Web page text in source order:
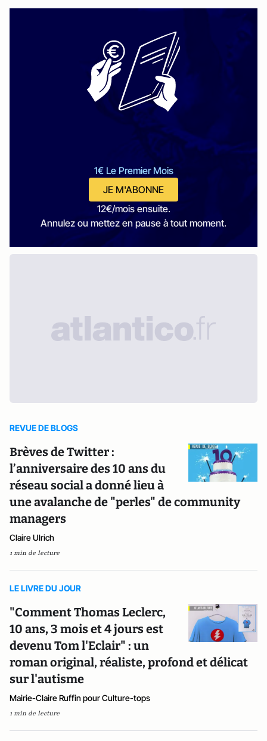
1€ Le Premier Mois
JE M'ABONNE
12€/mois ensuite.
Annulez ou mettez en pause à tout moment.
REVUE DE BLOGS
Brèves de Twitter :
l’anniversaire des 10 ans du
réseau social a donné lieu à
une avalanche de "perles" de community
managers
Claire Ulrich
1 min de lecture
LE LIVRE DU JOUR
"Comment Thomas Leclerc,
10 ans, 3 mois et 4 jours est
devenu Tom l'Eclair" : un
roman original, réaliste, profond et délicat
sur l'autisme
Mairie-Claire Ruffin pour Culture-tops
1 min de lecture